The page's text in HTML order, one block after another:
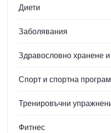
Диети
Заболявания
Здравословно хранене
Спорт и спортна
Тренировъчни
Фитнес